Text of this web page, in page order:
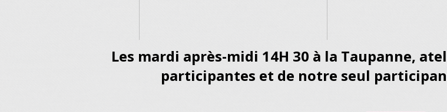
Les mardi après-midi 14H 30 à la Taupanne,
participantes et de notre seul